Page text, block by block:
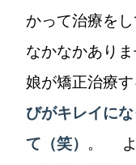
かって治療を
なかなかあり
娘が矯正治療す
びがキレイに
て（笑） 。
よ